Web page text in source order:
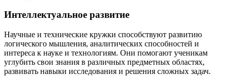
Интеллектуальное развитие
Научные и технические кружки способствуют развитию
логического мышления, аналитических способностей и
интереса к науке и технологиям. Они помогают ученикам
углубить свои знания в различных предметных областях,
развивать навыки исследования и решения сложных задач.